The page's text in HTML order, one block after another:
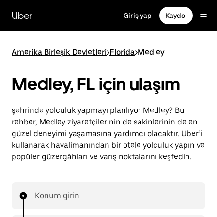
içeriğe
gidinUber Giriş yap Kaydol
Amerika Birleşik Devletleri>Florida>Medley
Medley, FL için ulaşım
şehrinde yolculuk yapmayı planlıyor Medley? Bu
rehber, Medley ziyaretçilerinin de sakinlerinin de en
güzel deneyimi yaşamasına yardımcı olacaktır. Uber’i
kullanarak havalimanından bir otele yolculuk yapın ve
popüler güzergâhları ve varış noktalarını keşfedin.
Konum girin